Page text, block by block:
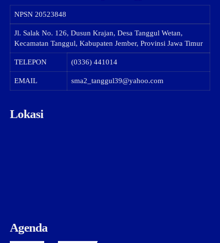
NPSN 20523848
Jl. Salak No. 126, Dusun Krajan, Desa Tanggul Wetan,
Kecamatan Tanggul, Kabupaten Jember, Provinsi Jawa Timur
TELEPON (0336) 441014
EMAIL sma2_tanggul39@yahoo.com
Lokasi
Agenda